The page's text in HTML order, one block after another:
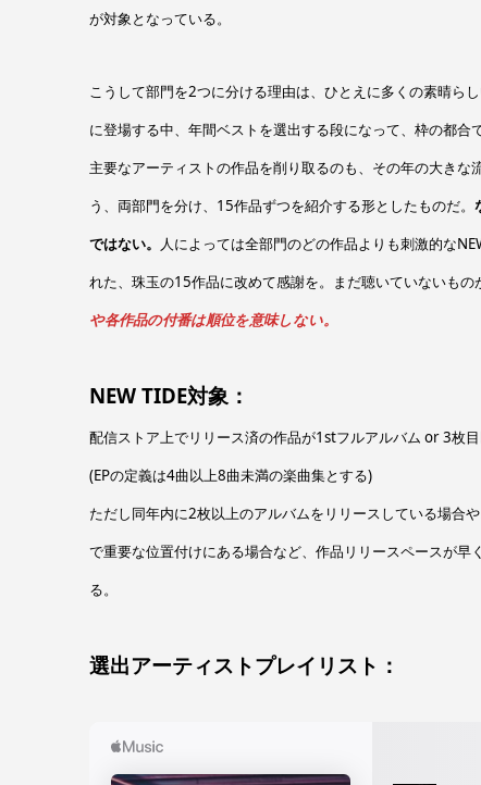
が対象となっている。
こうして部門を2つに分ける理由は、ひとえに多くの素晴ら
に登場する中、年間ベストを選出する段になって、枠の都
主要なアーティストの作品を削り取るのも、その年の大き
う、両部門を分け、15作品ずつを紹介する形としたものだ。
ではない。
人によっては全部門のどの作品よりも刺激的な
れた、珠玉の15作品に改めて感謝を。まだ聴いていないもの
や各作品の付番は順位を意味しない。
NEW TIDE対象：
配信ストア上でリリース済の作品が1stフルアルバム or 3枚目
(EPの定義は4曲以上8曲未満の楽曲集とする)
ただし同年内に2枚以上のアルバムをリリースしている場合
で重要な位置付けにある場合など、作品リリースペースが
る。
選出アーティストプレイリスト：